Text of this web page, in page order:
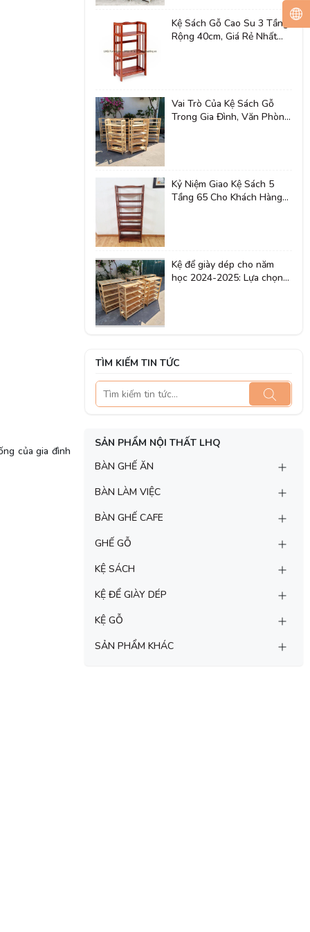
của gia đình
Kệ Sách Gỗ Cao Su 3 Tầng,
Rộng 40cm, Giá Rẻ Nhất
Vai Trò Của Kệ Sách Gỗ
Trong Gia Đình, Văn Phòng,
Kỷ Niệm Giao Kệ Sách 5
Tầng 65 Cho Khách Hàng
Kệ để giày dép cho năm
học 2024-2025: Lựa chọn
TÌM KIẾM TIN TỨC
SẢN PHẨM NỘI THẤT LHQ
BÀN GHẾ ĂN
BÀN LÀM VIỆC
BÀN GHẾ CAFE
GHẾ GỖ
KỆ SÁCH
KỆ ĐỂ GIÀY DÉP
KỆ GỖ
SẢN PHẨM KHÁC